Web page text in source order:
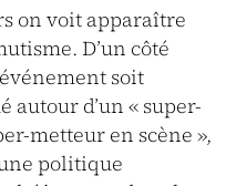
on voit apparaître
D’un côté
soit
d’un « super-
metteur en scène »,
politique